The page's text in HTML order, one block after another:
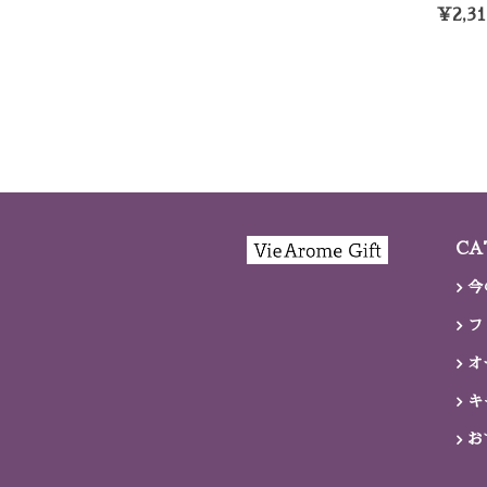
今
フ
オ
キ
お